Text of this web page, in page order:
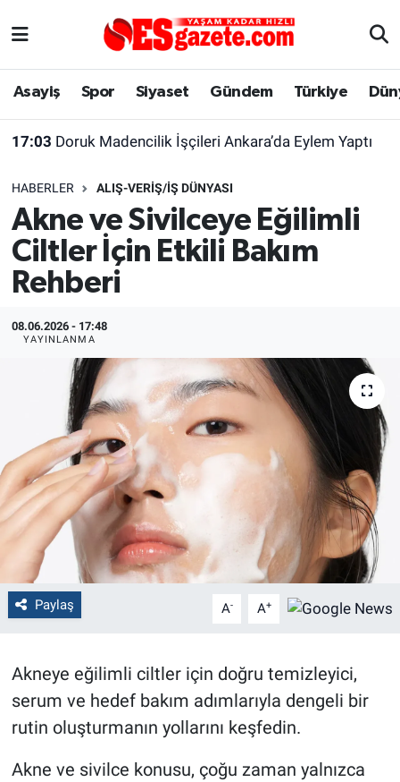
Asayiş Spor Siyaset Gündem Türkiye
17:03 Doruk Madencilik İşçileri Ankara’da Eylem Yaptı
16:55 Tarihi Odunpazarı Evleri Bölgesi’nde Yangın Paniği
HABERLER ALIŞ-VERIŞ/İŞ DÜNYASI
Akne ve Sivilceye Eğilimli
Ciltler İçin Etkili Bakım
Rehberi
08.06.2026 - 17:48
YAYINLANMA
Paylaş A- A+
Akneye eğilimli ciltler için doğru temizleyici,
serum ve hedef bakım adımlarıyla dengeli bir
rutin oluşturmanın yollarını keşfedin.
Akne ve sivilce konusu, çoğu zaman yalnızca
Asayiş
Türkiye
Dünya
Sağlık
Alış-Veriş/İş dünyası
Yaşam
Eskişehirspor Arşivi
Eskişehir Arşivi
Röportaj
Ekonomi
Kültür Sanat
Politika
Bilecik
Kütahya
Gezi
Genel
Yerel
Eskişehir Nöbetçi Eczaneler
Süper Lig Puan Durumu ve Fikstür
Tüm Manşetler
Son Dakika Haberleri
Haber Arşivi